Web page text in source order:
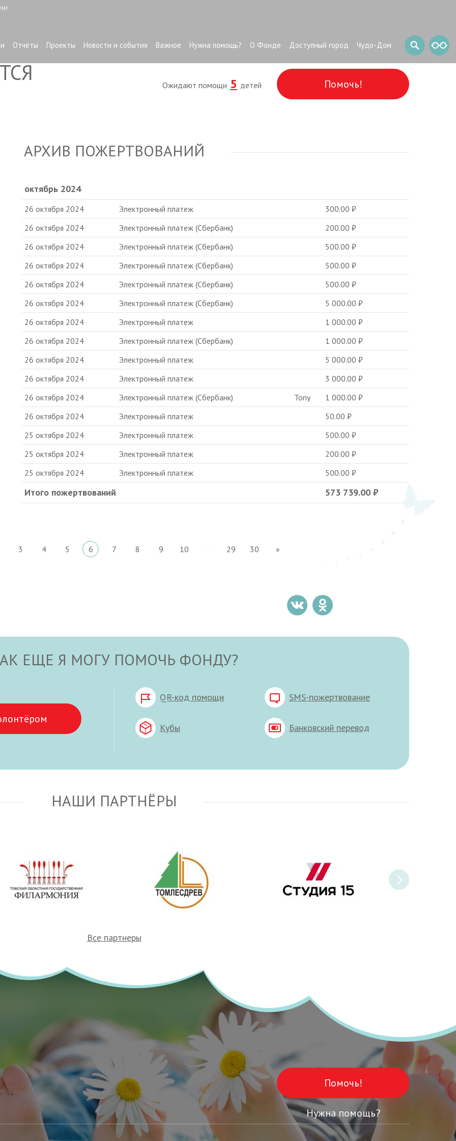
Отчёты Проекты Новости и события Важное Нужна помощь? О Фонде Доступный город Чудо-Дом
Ожидают помощи 5 детей Помочь!
АРХИВ ПОЖЕРТВОВАНИЙ
октябрь 2024
26 октября 2024 Электронный платеж 300.00₽
26 октября 2024
Электронный платеж (Сбербанк) 200.00₽
26 октября 2024
Электронный платеж (Сбербанк) 500.00₽
26 октября 2024
Электронный платеж (Сбербанк) 500.00₽
26 октября 2024
Электронный платеж (Сбербанк) 500.00₽
26 октября 2024
Электронный платеж (Сбербанк) 5 000.00₽
26 октября 2024
Электронный платеж 1 000.00₽
26 октября 2024
Электронный платеж (Сбербанк) 1 000.00₽
26 октября 2024
Электронный платеж 5 000.00₽
26 октября 2024
Электронный платеж 3 000.00₽
26 октября 2024
Электронный платеж (Сбербанк) Tony 1 000.00₽
26 октября 2024
Электронный платеж 50.00₽
25 октября 2024
Электронный платеж 500.00₽
25 октября 2024
Электронный платеж 200.00₽
25 октября 2024
Электронный платеж 500.00₽
Итого пожертвований 573 739.00₽
3 4 5 6 7 8 9 10 ... 29 30 »
ЕЩЕ Я МОГУ ПОМОЧЬ ФОНДУ?
QR-код помощи SMS-пожертвование
Кубы Банковский перевод
НАШИ ПАРТНЁРЫ
Все партнеры
Помочь!
Нужна помощь?